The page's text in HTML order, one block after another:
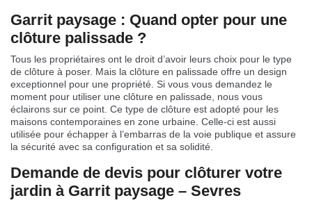
Garrit paysage : Quand opter pour une
clôture palissade ?
Tous les propriétaires ont le droit d’avoir leurs choix pour le type
de clôture à poser. Mais la clôture en palissade offre un design
exceptionnel pour une propriété. Si vous vous demandez le
moment pour utiliser une clôture en palissade, nous vous
éclairons sur ce point. Ce type de clôture est adopté pour les
maisons contemporaines en zone urbaine. Celle-ci est aussi
utilisée pour échapper à l’embarras de la voie publique et assure
la sécurité avec sa configuration et sa solidité.
Demande de devis pour clôturer votre
jardin à Garrit paysage – Sevres